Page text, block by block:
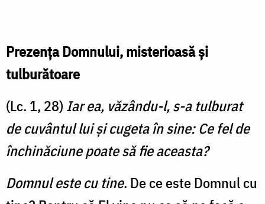
Prezența Domnului, misterioasă și
tulburătoare
(Lc. 1, 28) Iar ea, văzându-l, s-a tulburat
de cuvântul lui şi cugeta în sine: Ce fel de
închinăciune poate să fie aceasta?
Domnul este cu tine. De ce este Domnul cu